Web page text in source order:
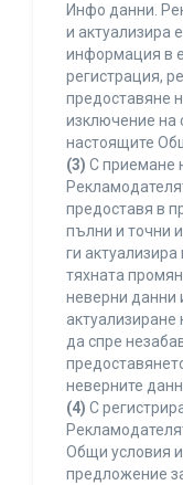
Инфо данни.
и актуализира
информация в
регистрация,
предоставяне
изключение на
настоящите
(3) С приемане
предоставя в
пълни и точни
ги
тяхната
неверни данни
да спре
неверните
(4) С
Общи условия
предложение